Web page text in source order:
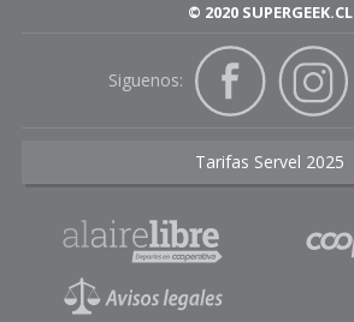
© 2020 SUPERGEEK.CL
Siguenos:
Tarifas Servel 2025